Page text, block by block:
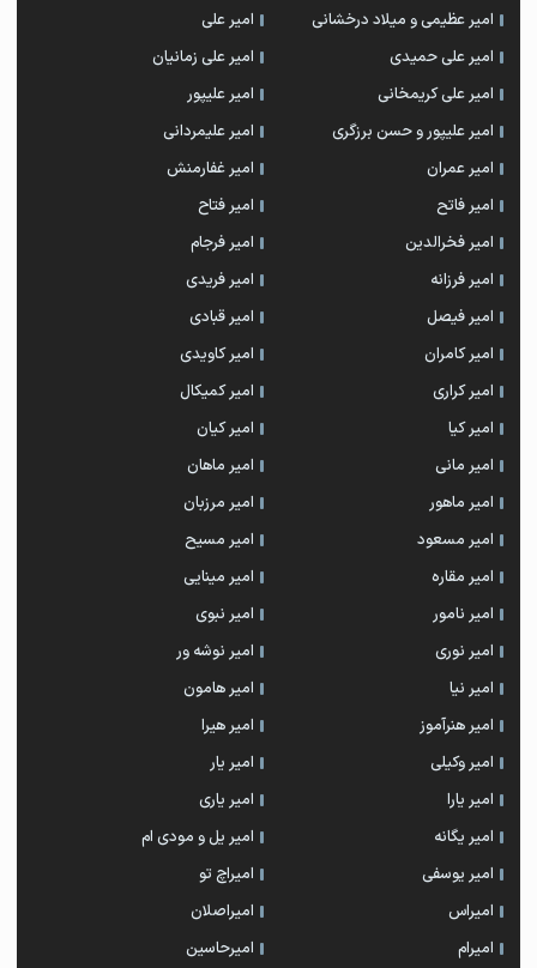
امیر عظیمی و میلاد درخشانی
امیر علی
امیر علی حمیدی
امیر علی زمانیان
امیر علی کریمخانی
امیر علیپور
امیر علیپور و حسن برزگری
امیر علیمردانی
امیر عمران
امیر غفارمنش
امیر فاتح
امیر فتاح
امیر فخرالدین
امیر فرجام
امیر فرزانه
امیر فریدی
امیر فیصل
امیر قبادی
امیر کامران
امیر کاویدی
امیر کراری
امیر کمیکال
امیر کیا
امیر کیان
امیر مانی
امیر ماهان
امیر ماهور
امیر مرزبان
امیر مسعود
امیر مسیح
امیر مقاره
امیر مینایی
امیر نامور
امیر نبوی
امیر نوری
امیر نوشه ور
امیر نیا
امیر هامون
امیر هنرآموز
امیر هیرا
امیر وکیلی
امیر یار
امیر یارا
امیر یاری
امیر یگانه
امیر یل و مودی ام
امیر یوسفی
امیراچ تو
امیراس
امیراصلان
امیرام
امیرحاسین